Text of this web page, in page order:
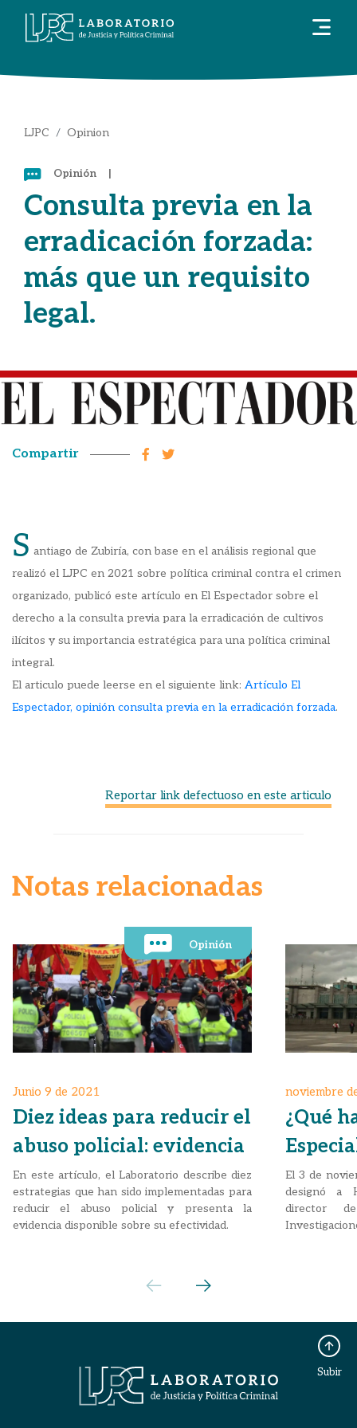
LJPC Opinion
Opinión
Consulta previa en la
erradicación forzada:
más que un requisito
legal.
Compartir
S antiago de Zubiría, con base en el análisis regional que
realizó el LJPC en 2021 sobre política criminal contra el crimen
organizado, publicó este artículo en El Espectador sobre el
derecho a la consulta previa para la erradicación de cultivos
ilícitos y su importancia estratégica para una política criminal
integral.
El articulo puede leerse en el siguiente link: Artículo El
Espectador, opinión consulta previa en la erradicación forzada.
Reportar link defectuoso en este articulo
Notas relacionadas
Opinión
Junio 9 de 2021
Diez ideas para reducir el
abuso policial: evidencia
sobre propuestas
operativas
En este artículo, el Laboratorio describe diez
estrategias que han sido implementadas para
reducir el abuso policial y presenta la
evidencia disponible sobre su efectividad.
noviembre
¿Qué
y por
su
El 3 de
designó a
director
desafíos.
Subir